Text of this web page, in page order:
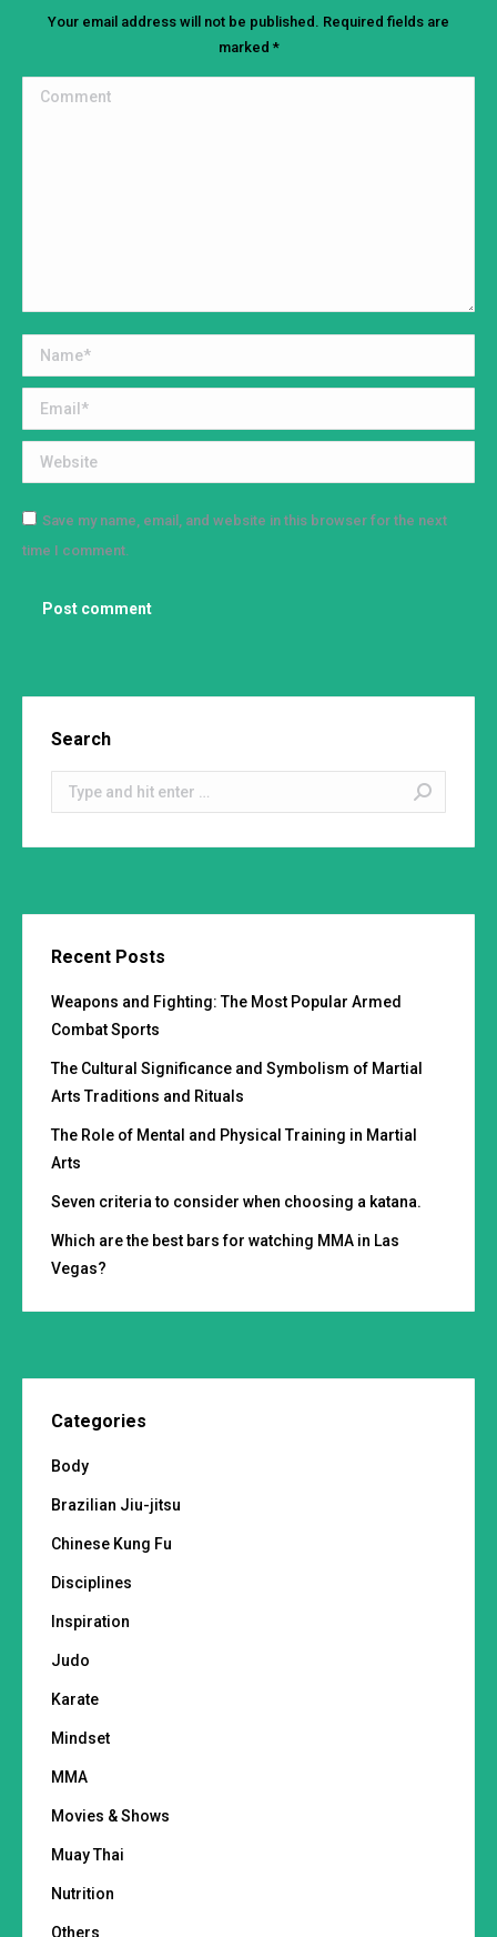
Your email address will not be published. Required fields are
marked *
Comment
Name *
Email *
Website
Save my name, email, and website in this browser for the next
time I comment.
Post comment
Search
Search:
Recent Posts
Weapons and Fighting: The Most Popular Armed
Combat Sports
The Cultural Significance and Symbolism of Martial
Arts Traditions and Rituals
The Role of Mental and Physical Training in Martial
Arts
Seven criteria to consider when choosing a katana.
Which are the best bars for watching MMA in Las
Vegas?
Categories
Body
Brazilian Jiu-jitsu
Chinese Kung Fu
Disciplines
Inspiration
Judo
Karate
Mindset
MMA
Movies & Shows
Muay Thai
Nutrition
Others